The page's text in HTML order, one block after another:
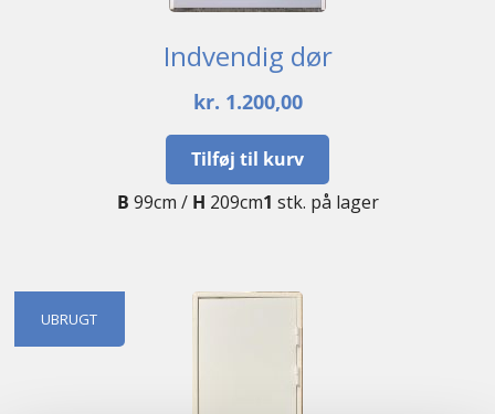
Indvendig dør
kr. 1.200,00
Tilføj til kurv
B 99cm / H 209cm1 stk. på lager
UBRUGT